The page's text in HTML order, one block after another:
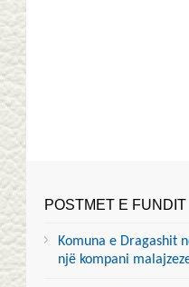
POSTMET E FUNDIT
Komuna e Dragashit
një kompani